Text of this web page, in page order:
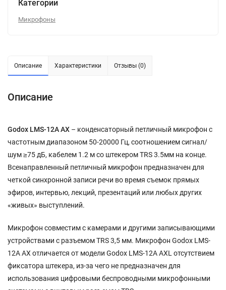
Категории
Микрофоны
Описание Характеристики Отзывы (0)
Описание
Godox LMS-12A AX – конденсаторный петличный микрофон с
частотным диапазоном 50-20000 Гц, соотношением сигнал/
шум ≥75 дБ, кабелем 1.2 м со штекером TRS 3.5мм на конце.
Всенаправленный петличный микрофон предназначен для
четкой синхронной записи речи во время съемок прямых
эфиров, интервью, лекций, презентаций или любых других
«живых» выступлений.
Микрофон совместим c камерами и другими записывающими
устройствами с разъемом TRS 3,5 мм. Микрофон Godox LMS-
12A AX отличается от модели Godox LMS-12A AXL отсутствием
фиксатора штекера, из-за чего не предназначен для
использования цифровыми беспроводными микрофонными